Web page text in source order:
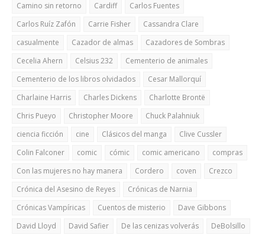
Camino sin retorno
Cardiff
Carlos Fuentes
Carlos Ruíz Zafón
Carrie Fisher
Cassandra Clare
casualmente
Cazador de almas
Cazadores de Sombras
Cecelia Ahern
Celsius 232
Cementerio de animales
Cementerio de los libros olvidados
Cesar Mallorquí
Charlaine Harris
Charles Dickens
Charlotte Brontë
Chris Pueyo
Christopher Moore
Chuck Palahniuk
ciencia ficción
cine Clásicos del manga
Clive Cussler
Colin Falconer
comic cómic comic americano
compras
Con las mujeres no hay manera
Cordero coven
Crezco
Crónica del Asesino de Reyes
Crónicas de Narnia
Crónicas Vampíricas
Cuentos de misterio
Dave Gibbons
David Lloyd
David Safier De las cenizas volverás
DeBolsillo